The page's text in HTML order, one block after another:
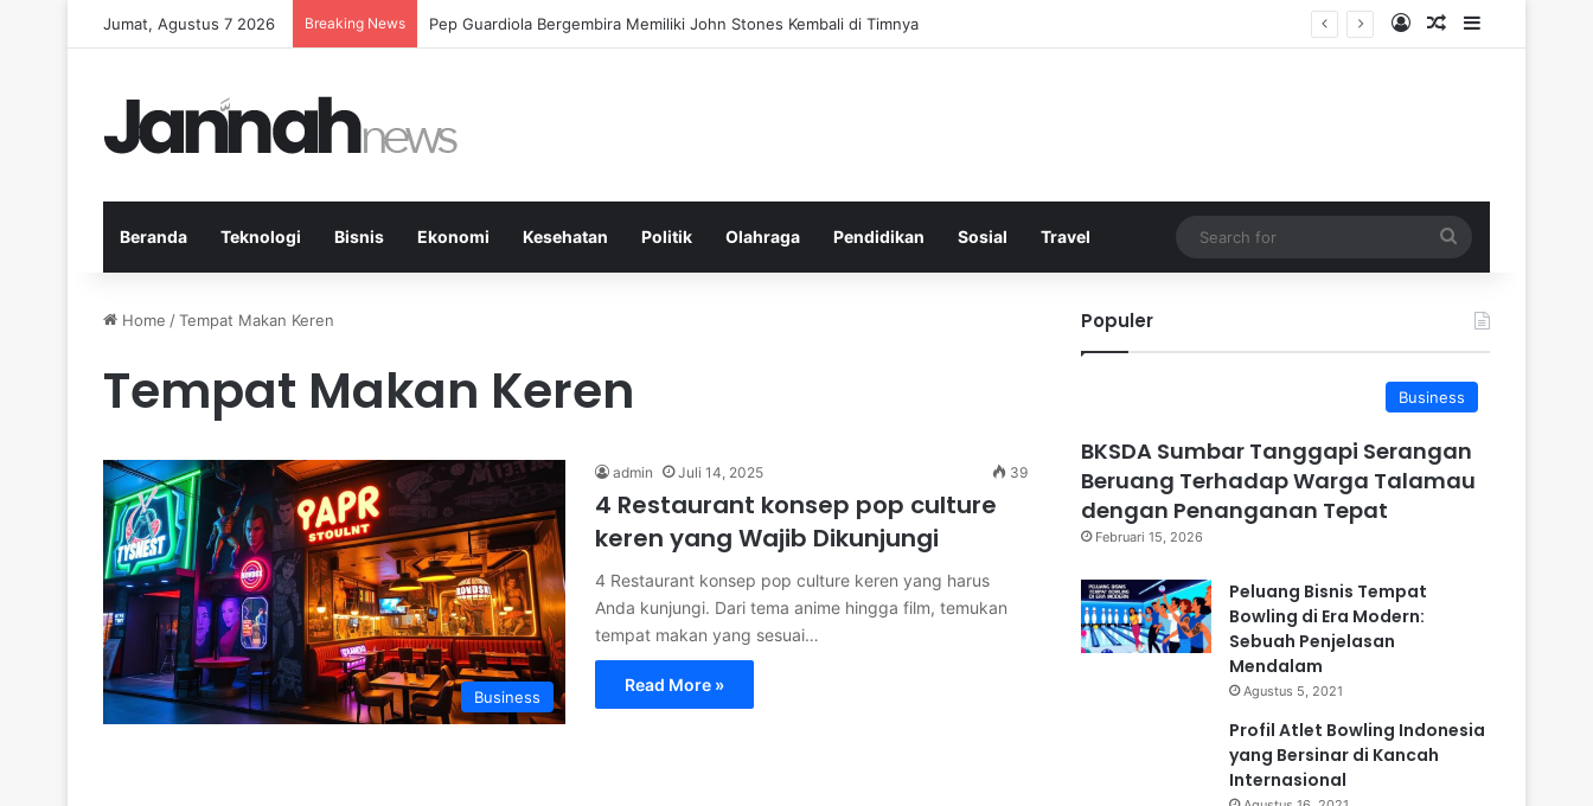
Jumat, Agustus 7 2026 Breaking News Pep Guardiola Bergembira Memiliki John Stones Kembali di Timnya Log InRandom Article
Sidebar
Beranda Teknologi Bisnis Ekonomi Kesehatan Politik Olahraga Pendidikan Sosial Travel
for
Home /Tempat Makan Keren
Tempat Makan Keren
Business
admin Juli 14, 2025 39
4 Restaurant konsep pop culture
keren yang Wajib Dikunjungi
4 Restaurant konsep pop culture keren yang harus
Anda kunjungi. Dari tema anime hingga film, temukan
tempat makan yang sesuai…
Read More »
Populer
Business
BKSDA Sumbar Tanggapi Serangan
Beruang Terhadap Warga Talamau
dengan Penanganan Tepat
Februari 15, 2026
Peluang Bisnis Tempat
Bowling di Era Modern:
Sebuah Penjelasan
Mendalam
Agustus 5, 2021
Profil Atlet Bowling Indonesia
yang Bersinar di Kancah
Internasional